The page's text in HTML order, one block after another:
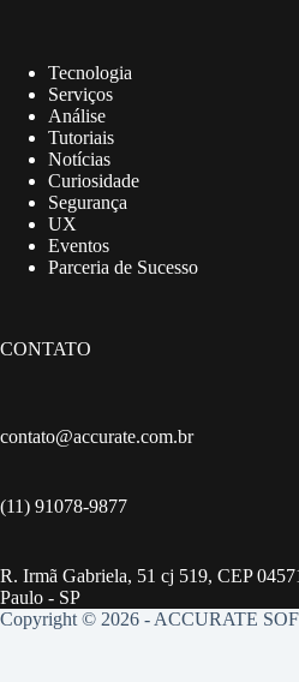
Tecnologia
Serviços
Análise
Tutoriais
Notícias
Curiosidade
Segurança
UX
Eventos
Parceria de Sucesso
CONTATO
contato@accurate.com.br
(11) 91078-9877
R. Irmã Gabriela, 51 cj 519, CEP
Paulo - SP
Copyright © 2026 - ACCURATE